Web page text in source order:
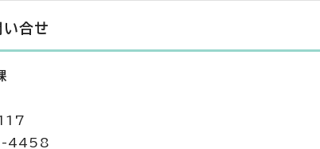
合せ
4458